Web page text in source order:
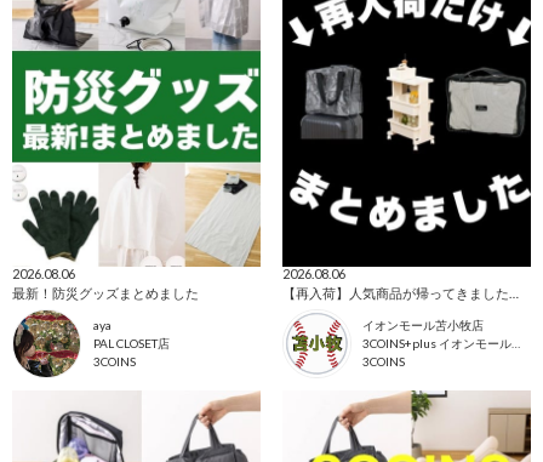
2026.08.06
最新！防災グッズまとめました
aya
PAL CLOSET店
3COINS
2026.08.06
イオンモール苫小牧店
3COINS